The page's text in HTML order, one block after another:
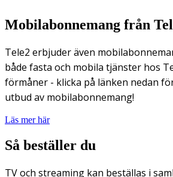
Mobilabonnemang från
Tele2 erbjuder även
både fasta och mobila tjänster hos
förmåner - klicka på länken nedan
utbud av mobilabonnemang!
Läs mer här
Så beställer du
TV och streaming kan beställas i